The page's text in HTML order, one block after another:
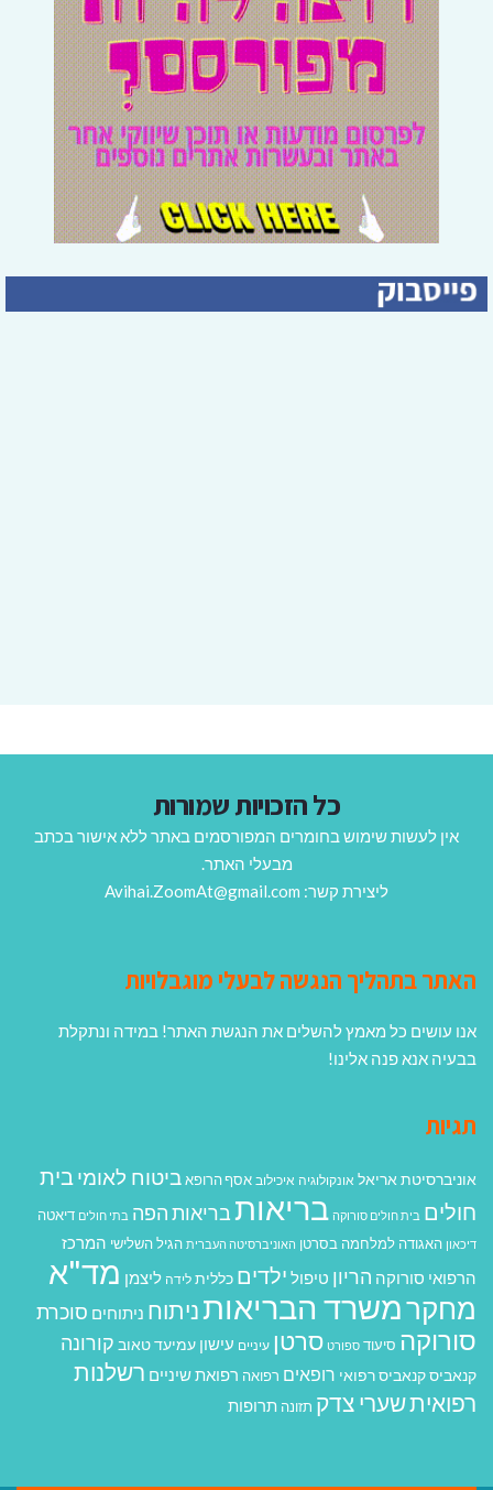
כל הזכויות שמורות
אין לעשות שימוש בחומרים המפורסמים באתר ללא אישור בכתב
מבעלי האתר.
ליצירת קשר: Avihai.ZoomAt@gmail.com
האתר בתהליך הנגשה לבעלי מוגבלויות
אנו עושים כל מאמץ להשלים את הנגשת האתר! במידה ונתקלת
בבעיה אנא פנה אלינו!
תגיות
אוניברסיטת אריאל אונקולוגיה איכילוב אסף הרופא ביטוח לאומיבית
חולים בית חולים סורוקה בריאותבריאות הפה בתי חולים דיאטה
דיכאון האגודה למלחמה בסרטן האוניברסיטה העברית הגיל השלישי המרכז
הרפואי סורוקה הריון טיפול ילדים כללית לידה ליצמן מד"א
מחקרמשרד הבריאותניתוח ניתוחים סוכרת
סורוקה סיעוד ספורט סרטן עיניים עישון עמיעד טאוב קורונה
קנאביסקנאביס רפואי רופאים רפואה רפואת שיניים רשלנות
רפואיתשערי צדק תזונה תרופות